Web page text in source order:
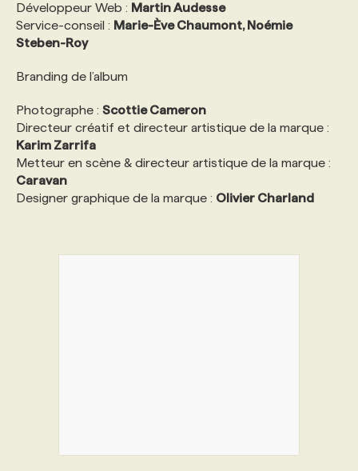
Développeur Web : Martin Audesse
Service-conseil : Marie-Ève Chaumont, Noémie
Steben-Roy
Branding de l’album
Photographe : Scottie Cameron
Directeur créatif et directeur artistique de la marque :
Karim Zarrifa
Metteur en scène & directeur artistique de la marque :
Caravan
Designer graphique de la marque : Olivier Charland